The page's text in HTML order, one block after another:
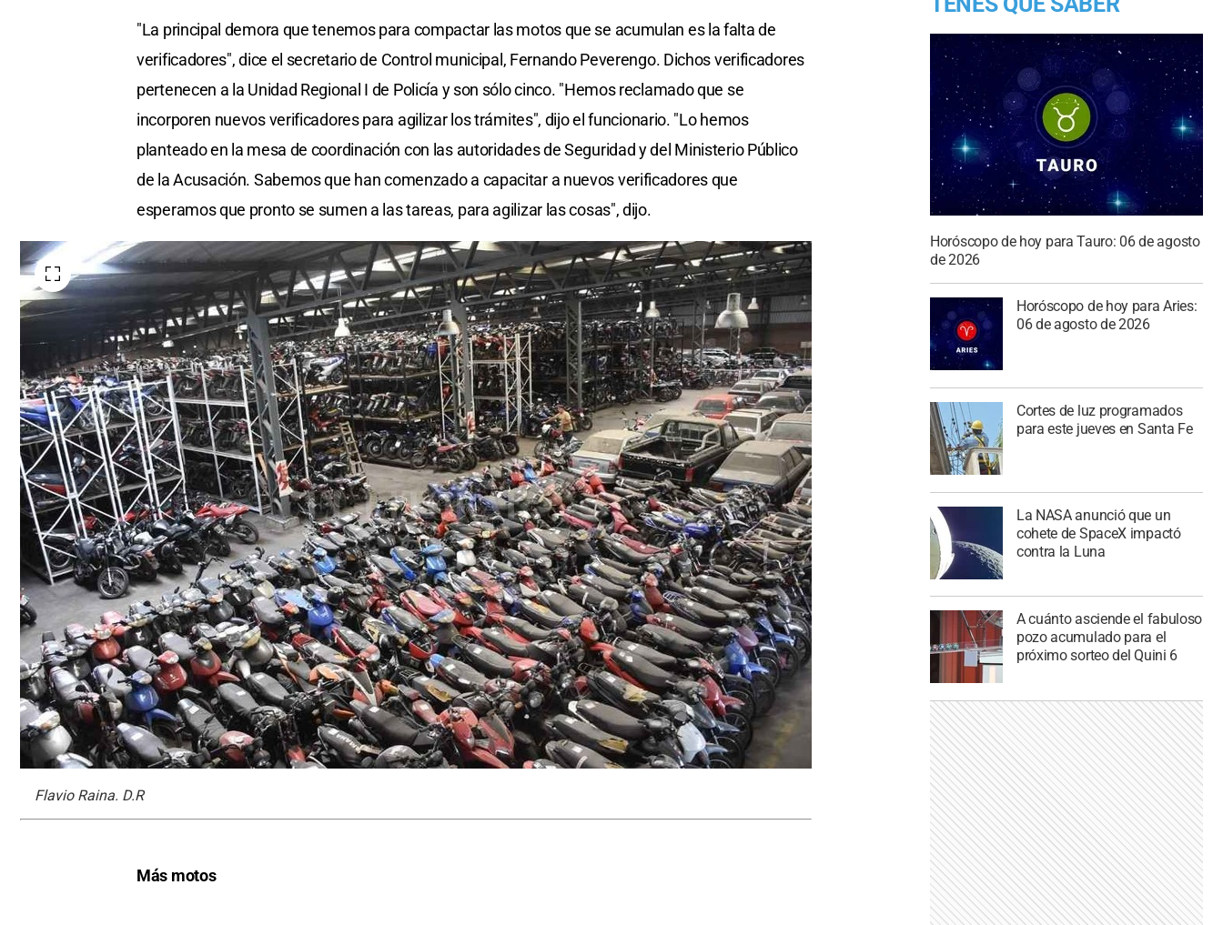
"La principal demora que tenemos para compactar las motos que se acumulan es la falta de
verificadores", dice el secretario de Control municipal, Fernando Peverengo. Dichos verificadores
pertenecen a la Unidad Regional I de Policía y son sólo cinco. "Hemos reclamado que se
incorporen nuevos verificadores para agilizar los trámites", dijo el funcionario. "Lo hemos
planteado en la mesa de coordinación con las autoridades de Seguridad y del Ministerio Público
de la Acusación. Sabemos que han comenzado a capacitar a nuevos verificadores que
esperamos que pronto se sumen a las tareas, para agilizar las cosas", dijo.
Flavio Raina. D.R
Más motos
Horóscopo de hoy para Tauro: 06 de agosto
de 2026
Horóscopo de hoy para Aries:
06 de agosto de 2026
Cortes de luz programados
para este jueves en Santa Fe
La NASA anunció que un
cohete de SpaceX impactó
contra la Luna
A cuánto asciende el fabuloso
pozo acumulado para el
próximo sorteo del Quini 6